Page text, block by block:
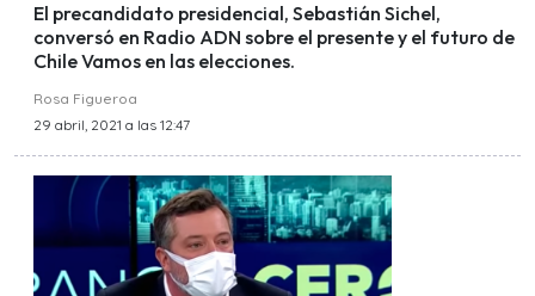
El precandidato presidencial, Sebastián Sichel,
conversó en Radio ADN sobre el presente y el futuro de
Chile Vamos en las elecciones.
Rosa Figueroa
29 abril, 2021 a las 12:47